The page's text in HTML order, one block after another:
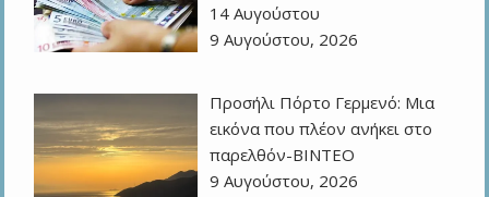
14 Αυγούστου
9 Αυγούστου, 2026
Προσήλι Πόρτο Γερμενό: Μια
εικόνα που πλέον ανήκει στο
παρελθόν-ΒΙΝΤΕΟ
9 Αυγούστου, 2026